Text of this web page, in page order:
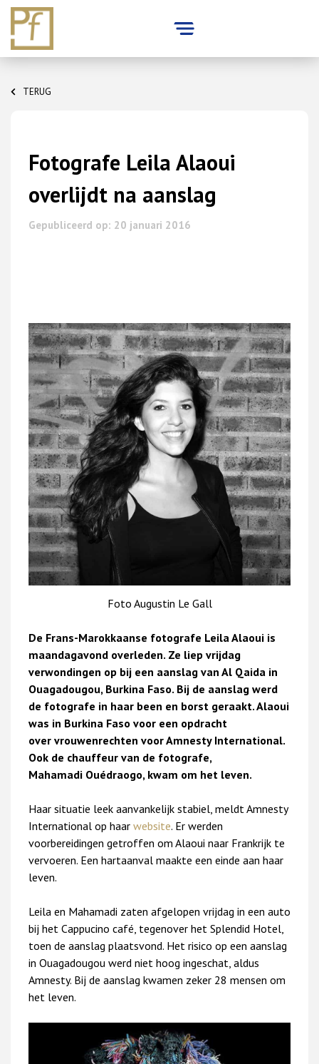
content
TERUG
Fotografe Leila Alaoui
overlijdt na aanslag
Gepubliceerd op: 20 januari 2016
Foto Augustin Le Gall
De Frans-Marokkaanse fotografe Leila Alaoui is
maandagavond overleden. Ze liep vrijdag
verwondingen op bij een aanslag van Al Qaida in
Ouagadougou, Burkina Faso. Bij de aanslag werd
de fotografe in haar been en borst geraakt. Alaoui
was in Burkina Faso voor een opdracht
over vrouwenrechten voor Amnesty International.
Ook de chauffeur van de fotografe,
Mahamadi Ouédraogo, kwam om het leven.
Haar situatie leek aanvankelijk stabiel, meldt Amnesty
International op haar website. Er werden
voorbereidingen getroffen om Alaoui naar Frankrijk te
vervoeren. Een hartaanval maakte een einde aan haar
leven.
Leila en Mahamadi zaten afgelopen vrijdag in een auto
bij het Cappucino café, tegenover het Splendid Hotel,
toen de aanslag plaatsvond. Het risico op een aanslag
in Ouagadougou werd niet hoog ingeschat, aldus
Amnesty. Bij de aanslag kwamen zeker 28 mensen om
het leven.